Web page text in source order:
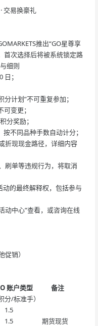
交易换豪礼
推出“GO星尊享
首次选择后将被系统锁定路
细则
日；
分计划”不可重复参加；
变更；
分奖励；
不同品种手数自动计分；
折现现金路径，详细内容
刷单等违规行为，将取消
动的最终解释权，包括参与
动中心”查看，或咨询在线
促销）
户类型 备注
准手）
期货现货